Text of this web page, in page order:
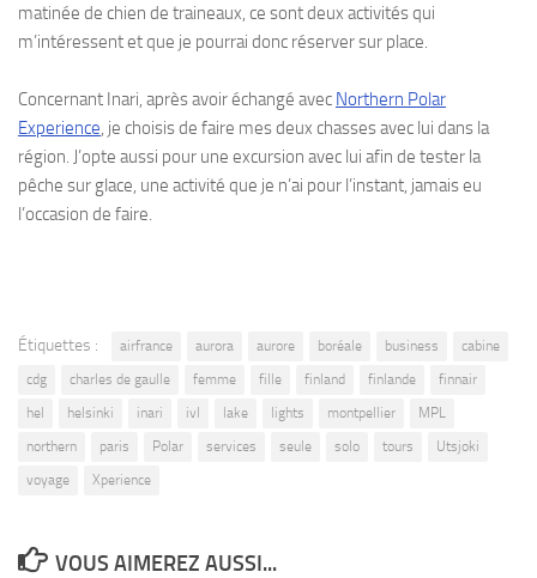
matinée de chien de traineaux, ce sont deux activités qui
m’intéressent et que je pourrai donc réserver sur place.
Concernant Inari, après avoir échangé avec Northern Polar
Experience, je choisis de faire mes deux chasses avec lui dans la
région. J’opte aussi pour une excursion avec lui afin de tester la
pêche sur glace, une activité que je n’ai pour l’instant, jamais eu
l’occasion de faire.
Étiquettes : airfrance aurora aurore boréale business
cabine
cdg
charles de gaulle femme fille finland finlande
finnair
hel
helsinki inari ivl lake lights montpellier
MPL
northern
paris Polar services seule solo tours
Utsjoki
voyage
Xperience
VOUS AIMEREZ AUSSI...